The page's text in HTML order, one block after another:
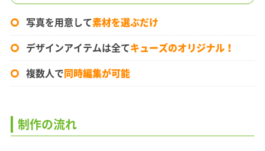
写真を用意して素材を選ぶだけ
デザインアイテムは全てキューズのオリジナル！
複数人で 同時編集が可能
制作の流れ